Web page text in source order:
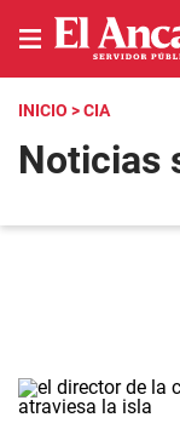
INICIO > CIA
Noticias